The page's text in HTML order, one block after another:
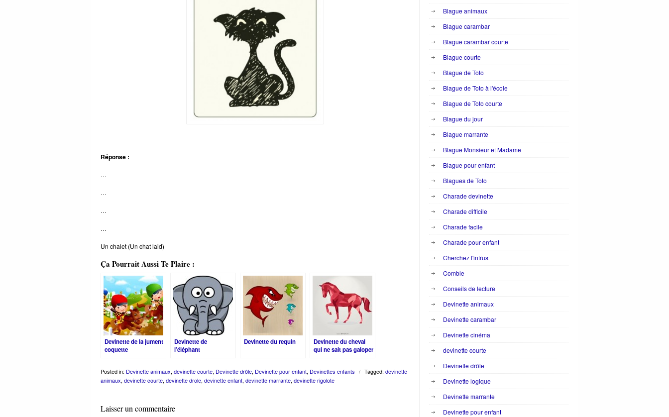
Réponse :
…
…
…
…
Un chalet (Un chat laid)
Ça Pourrait Aussi Te Plaire :
Devinette de la jument
coquette
Devinette de
l’éléphant
Devinette du requin
Devinette du cheval
qui ne sait pas galoper
Posted in: Devinette animaux, devinette courte, Devinette drôle, Devinette pour enfant, Devinettes enfants / Tagged: devinette
animaux, devinette courte, devinette drole, devinette enfant, devinette marrante, devinette rigolote
Laisser un commentaire
Blague animaux
Blague carambar
Blague carambar courte
Blague courte
Blague de Toto
Blague de Toto à l'école
Blague de Toto courte
Blague du jour
Blague marrante
Blague Monsieur et Madame
Blague pour enfant
Blagues de Toto
Charade devinette
Charade difficile
Charade facile
Charade pour enfant
Cherchez l'intrus
Comble
Conseils de lecture
Devinette animaux
Devinette carambar
Devinette cinéma
devinette courte
Devinette drôle
Devinette logique
Devinette marrante
Devinette pour enfant